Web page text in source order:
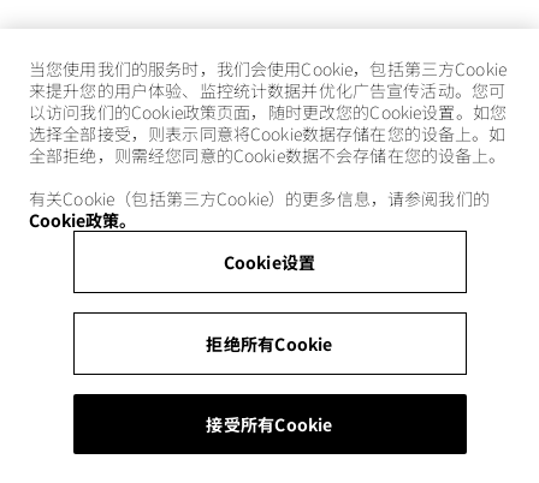
当您使用我们的服务时，我们会使用Cookie，包括第三方Cookie
来提升您的用户体验、监控统计数据并优化广告宣传活动。您可
以访问我们的Cookie政策页面，随时更改您的Cookie设置。如您
选择全部接受，则表示同意将Cookie数据存储在您的设备上。如
全部拒绝，则需经您同意的Cookie数据不会存储在您的设备上。
有关Cookie（包括第三方Cookie）的更多信息，请参阅我们的
Cookie政策。
Cookie设置
拒绝所有Cookie
接受所有Cookie